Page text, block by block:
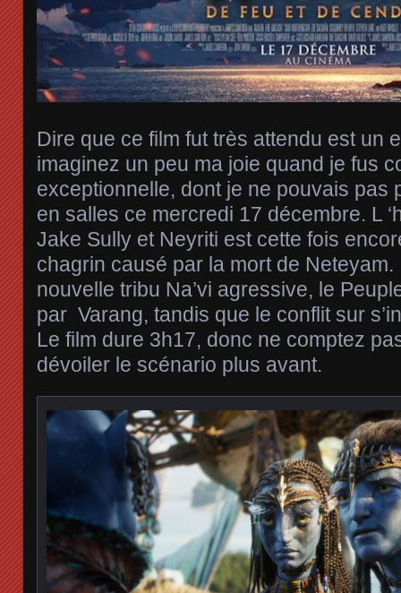
Dire que ce film fut très attendu est un
imaginez un peu ma joie quand je fus
exceptionnelle, dont je ne pouvais pas
en salles ce mercredi 17 décembre. L
Jake Sully et Neyriti est cette fois
chagrin causé par la mort de
nouvelle tribu Na’vi agressive, le
par Varang, tandis que le conflit sur
Le film dure 3h17, donc ne comptez
dévoiler le scénario plus avant.